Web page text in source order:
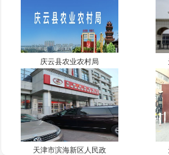
庆云县农业农村局
天津市滨海新区人民政